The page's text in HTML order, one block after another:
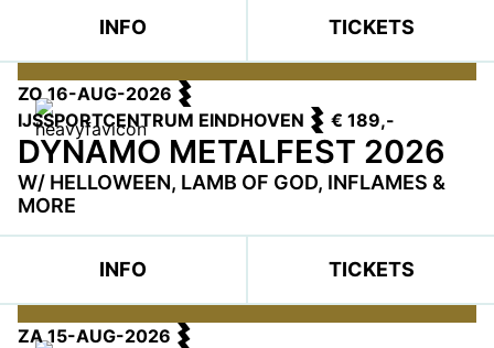
INFO TICKETS
ZO 16-AUG-2026
IJSSPORTCENTRUM EINDHOVEN
€ 189,-
DYNAMO METALFEST 2026
W/ HELLOWEEN, LAMB OF GOD, INFLAMES &
MORE
INFO TICKETS
ZA 15-AUG-2026